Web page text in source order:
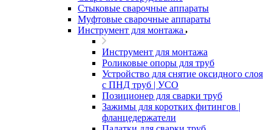
Стыковые сварочные аппараты
Муфтовые сварочные аппараты
Инструмент для монтажа
Инструмент для монтажа
Роликовые опоры для труб
Устройство для снятие оксидного слоя
с ПНД труб | УСО
Позиционер для сварки труб
Зажимы для коротких фитингов |
фланцедержатели